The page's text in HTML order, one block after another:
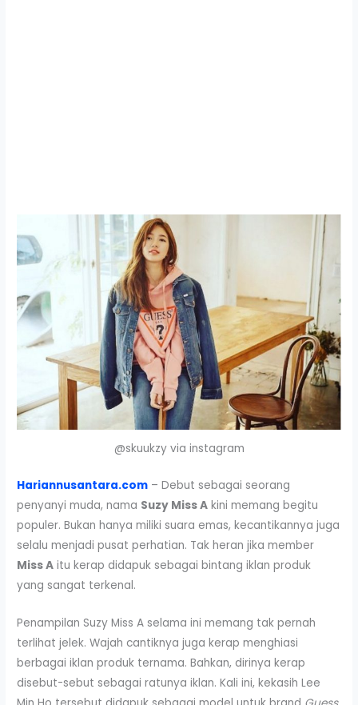
@skuukzy via instagram
Hariannusantara.com – Debut sebagai seorang
penyanyi muda, nama Suzy Miss A kini memang begitu
populer. Bukan hanya miliki suara emas, kecantikannya juga
selalu menjadi pusat perhatian. Tak heran jika member
Miss A itu kerap didapuk sebagai bintang iklan produk
yang sangat terkenal.
Penampilan Suzy Miss A selama ini memang tak pernah
terlihat jelek. Wajah cantiknya juga kerap menghiasi
berbagai iklan produk ternama. Bahkan, dirinya kerap
disebut-sebut sebagai ratunya iklan. Kali ini, kekasih Lee